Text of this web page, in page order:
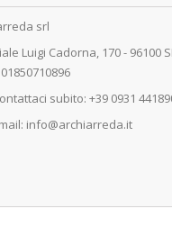
srl
Luigi Cadorna, 170 - 96100
01850710896
subito: +39 0931
info@archiarreda.it